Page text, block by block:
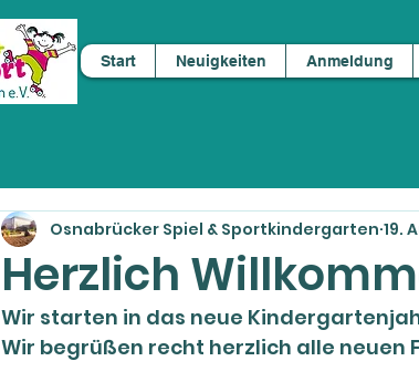
Start Neuigkeiten Anmeldung
Herzlich
Osnabrücker Spiel & Sportkindergarten 19.
Wir starten in das neue
Wir begrüßen recht herzlich alle neuen